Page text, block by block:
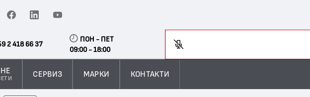
2 418 66 37
ПОН - ПЕТ
09:00 - 18:00
СЕРВИЗ МАРКИ КОНТАКТИ